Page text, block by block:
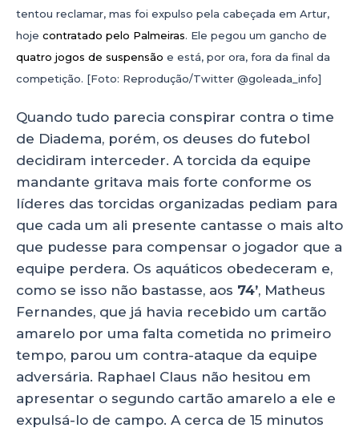
tentou reclamar, mas foi expulso pela cabeçada em Artur,
hoje contratado pelo Palmeiras. Ele pegou um gancho de
quatro jogos de suspensão e está, por ora, fora da final da
competição. [Foto: Reprodução/Twitter @goleada_info]
Quando tudo parecia conspirar contra o time
de Diadema, porém, os deuses do futebol
decidiram interceder. A torcida da equipe
mandante gritava mais forte conforme os
líderes das torcidas organizadas pediam para
que cada um ali presente cantasse o mais alto
que pudesse para compensar o jogador que a
equipe perdera. Os aquáticos obedeceram e,
como se isso não bastasse, aos 74’, Matheus
Fernandes, que já havia recebido um cartão
amarelo por uma falta cometida no primeiro
tempo, parou um contra-ataque da equipe
adversária. Raphael Claus não hesitou em
apresentar o segundo cartão amarelo a ele e
expulsá-lo de campo. A cerca de 15 minutos